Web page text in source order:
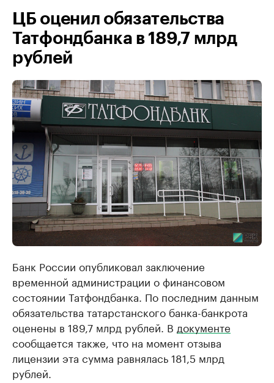
ЦБ оценил обязательства
Татфондбанка в 189,7 млрд
рублей
Банк России опубликовал заключение
временной администрации о финансовом
состоянии Татфондбанка. По последним данным
обязательства татарстанского банка-банкрота
оценены в 189,7 млрд рублей. В документе
сообщается также, что на момент отзыва
лицензии эта сумма равнялась 181,5 млрд
рублей.